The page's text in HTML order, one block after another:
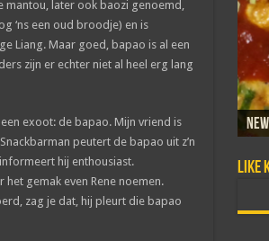
mantou, later ook baozi genoemd,
‘ns een oud broodje) en is
Liang. Maar goed, bapao is al een
zijn er echter niet al heel erg lang
exoot: de bapao. Mijn vriend is
peutert de bapao uit z’n
hij enthousiast.
gemak even Rene noemen.
zag je dat, hij pleurt die bapao
Like